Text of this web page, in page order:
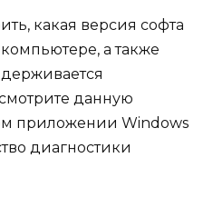
какая версия софта
а также
данную
приложении Windows
диагностики